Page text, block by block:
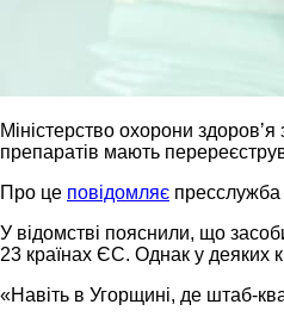
Міністерство охорони
препаратів мають
Про це повідомляє
У відомстві пояснили, що
23 країнах ЄС. Однак у деяких
«Навіть в Угорщині, де штаб-